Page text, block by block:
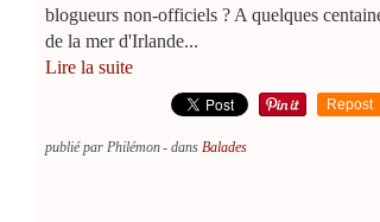
blogueurs non-officiels ? A quelques
de la mer d'Irlande...
Lire la suite
Repost
publié par Philémon- dans Balades